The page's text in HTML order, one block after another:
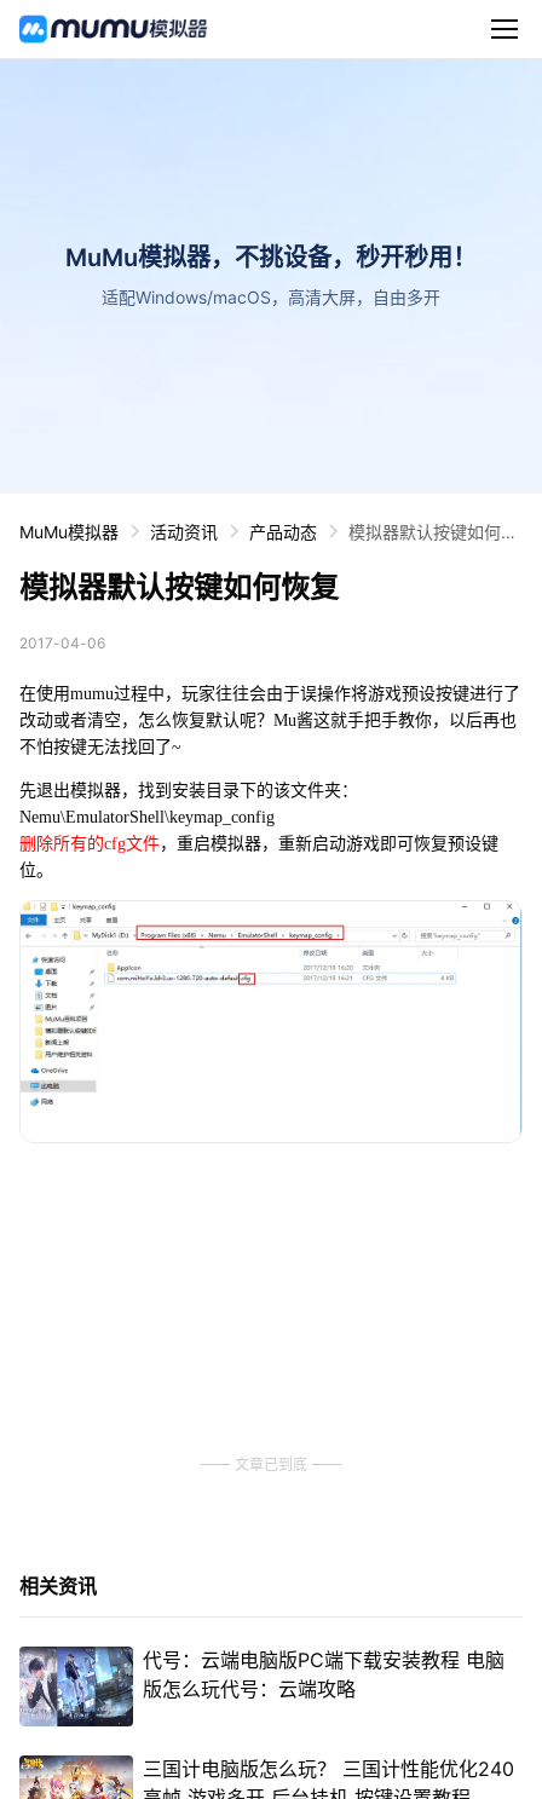
MuMu模拟器，不挑设备，秒开秒用！
适配Windows/macOS，高清大屏，自由多开
MuMu模拟器 活动资讯 产品动态
模拟器默认按键如何恢
模拟器默认按键如何恢复
2017-04-06
在使用mumu过程中，玩家往往会由于误操作将游戏预设按键进行了
改动或者清空，怎么恢复默认呢？Mu酱这就手把手教你，以后再也
不怕按键无法找回了~
先退出模拟器，找到安装目录下的该文件夹：
Nemu\EmulatorShell\keymap_config
删除所有的cfg文件，重启模拟器，重新启动游戏即可恢复预设键
位。
文章已到底
相关资讯
代号：云端电脑版PC端下载安装教程 电脑
版怎么玩代号：云端攻略
三国计电脑版怎么玩？ 三国计性能优化240